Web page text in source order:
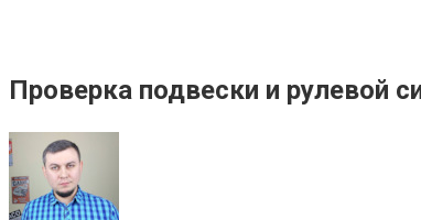
Проверка подвески и рулевой